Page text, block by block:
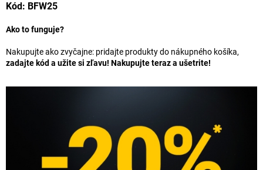
Kód: BFW25
Ako to funguje?
Nakupujte ako zvyčajne: pridajte produkty do nákupného košíka,
zadajte kód a užite si zľavu! Nakupujte teraz a ušetrite!